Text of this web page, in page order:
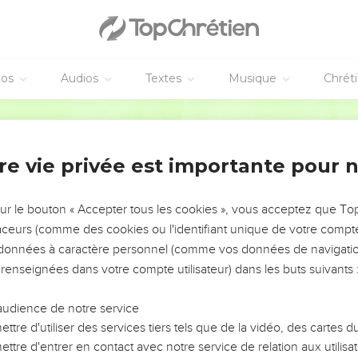
Audios Textes Musique
הָלְכָ֣ה בַשֶּׁ֔בִי גַּ֧ם עֹלָלֶ֛יהָ יְרֻטְּשׁ֖וּ בְּרֹ֣אשׁ כָּל־חוּצ֑וֹת וְעַל־נִכְבַּדֶּ֙יהָ֙ יַדּ֣וּ גוֹרָ֔ל
גַּם־אַ֣תְּ תִּשְׁכְּרִ֔י תְּהִ֖י נַֽעֲלָמָ֑ה
résister
מֵ֤י מָצוֹר֙ שַֽׁאֲבִי־לָ֔ךְ חַזְּקִ֖י מִבְצָרָ֑יִךְ בֹּ֧אִי בַטִּ֛יט
disparaît
שָׁ֚ם תֹּאכְלֵ֣ךְ אֵ֔שׁ תַּכְרִיתֵ֣ךְ חֶ֔רֶב תֹּאכְלֵ֖ךְ כַּיָּ֑לֶק
הִרְבֵּית֙ רֹֽכְלַ֔יִךְ
כָּֽאַרְבֶּ֔ה וְטַפְסְרַ֖יִךְ כְּג֣וֹב גֹּבָ֑י הַֽחוֹנִ֤ים בַּגְּדֵרוֹת֙ בְּי֣וֹם קָרָ֔ה שֶׁ֤מֶשׁ זָֽרְחָה֙
נָמ֤וּ רֹעֶ֙יךָ֙ מֶ֣לֶךְ אַשּׁ֔וּר יִשְׁכְּנ֖וּ אַדִּירֶ֑יךָ נָפֹ֧שׁוּ
vie privée est importante pour
le bouton « Accepter tous les cookies », vous acceptez que
(comme des cookies ou l'identifiant unique de votre
à caractère personnel (comme vos données de
dans votre compte utilisateur) dans les buts suivants :
de notre service
d'utiliser des services tiers tels que de la vidéo, des cartes
d'entrer en contact avec notre service de relation aux